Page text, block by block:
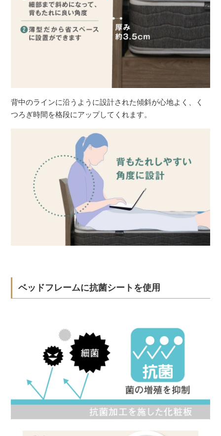
背中のラインに沿うように設計された傾斜が心地よく、く
つろぎ時間を格段にアップしてくれます。
ベッドフレームに抗菌シートを使用